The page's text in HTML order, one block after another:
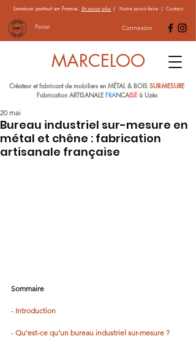
Livraison partout en France. En savoir plus | Notre savoir-faire| Contact
Panier Connexion
MARCELOO
Créateur et fabricant de mobiliers en MÉTAL & BOIS SUR-MESURE
Fabrication ARTISANALE FRANCAISEà Uzès
Bureau industriel sur-mesure en
métal et chêne : fabrication
artisanale française
20 mai
Sommaire
- Introduction
- Qu'est-ce qu'un bureau industriel sur-mesure ?